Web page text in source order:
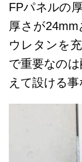
FPパネルの
厚さが
ウレタンを
で重要なの
えて設ける事